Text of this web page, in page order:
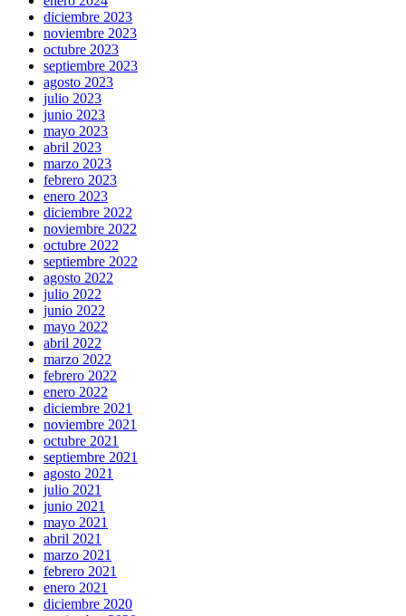
diciembre 2023
noviembre 2023
octubre 2023
septiembre 2023
agosto 2023
julio 2023
junio 2023
mayo 2023
abril 2023
marzo 2023
febrero 2023
enero 2023
diciembre 2022
noviembre 2022
octubre 2022
septiembre 2022
agosto 2022
julio 2022
junio 2022
mayo 2022
abril 2022
marzo 2022
febrero 2022
enero 2022
diciembre 2021
noviembre 2021
octubre 2021
septiembre 2021
agosto 2021
julio 2021
junio 2021
mayo 2021
abril 2021
marzo 2021
febrero 2021
enero 2021
diciembre 2020